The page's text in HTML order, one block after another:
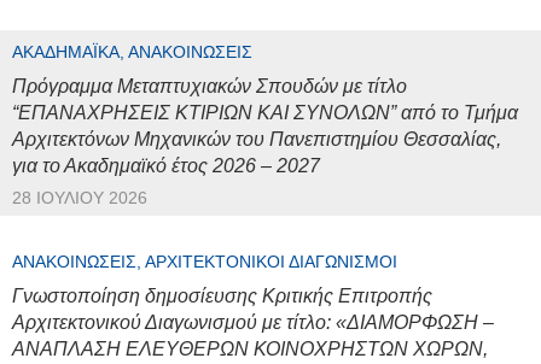
ΑΚΑΔΗΜΑΪΚΆ, ΑΝΑΚΟΙΝΏΣΕΙΣ
Πρόγραμμα Μεταπτυχιακών Σπουδών με τίτλο
“ΕΠΑΝΑΧΡΗΣΕΙΣ ΚΤΙΡΙΩΝ ΚΑΙ ΣΥΝΟΛΩΝ” από το Τμήμα
Αρχιτεκτόνων Μηχανικών του Πανεπιστημίου Θεσσαλίας,
για το Ακαδημαϊκό έτος 2026 – 2027
28 ΙΟΥΛΊΟΥ 2026
ΑΝΑΚΟΙΝΏΣΕΙΣ, ΑΡΧΙΤΕΚΤΟΝΙΚΟΊ ΔΙΑΓΩΝΙΣΜΟΊ
Γνωστοποίηση δημοσίευσης Κριτικής Επιτροπής
Αρχιτεκτονικού Διαγωνισμού με τίτλο: «ΔΙΑΜΟΡΦΩΣΗ –
ΑΝΑΠΛΑΣΗ ΕΛΕΥΘΕΡΩΝ ΚΟΙΝΟΧΡΗΣΤΩΝ ΧΩΡΩΝ,